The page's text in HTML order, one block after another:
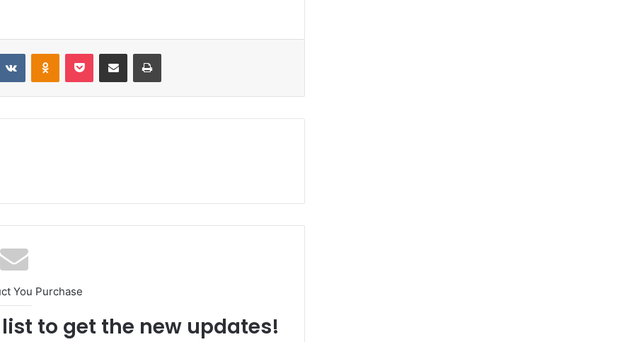
You Purchase
to get the new updates!